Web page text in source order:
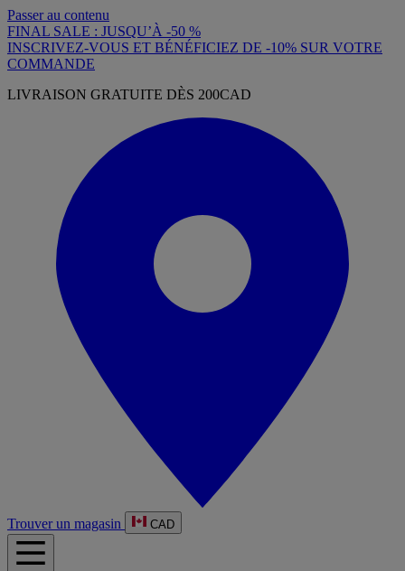
Passer au contenu
FINAL SALE : JUSQU’À -50 %
INSCRIVEZ-VOUS ET BÉNÉFICIEZ DE -10% SUR VOTRE
COMMANDE
LIVRAISON GRATUITE DÈS 200CAD
Trouver un magasin CAD